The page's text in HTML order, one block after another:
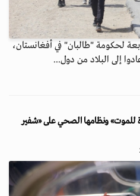
لحكومة "طالبان" في أفغانستان،
إلى البلاد من دول...
ونظامها الصحي على «شفير